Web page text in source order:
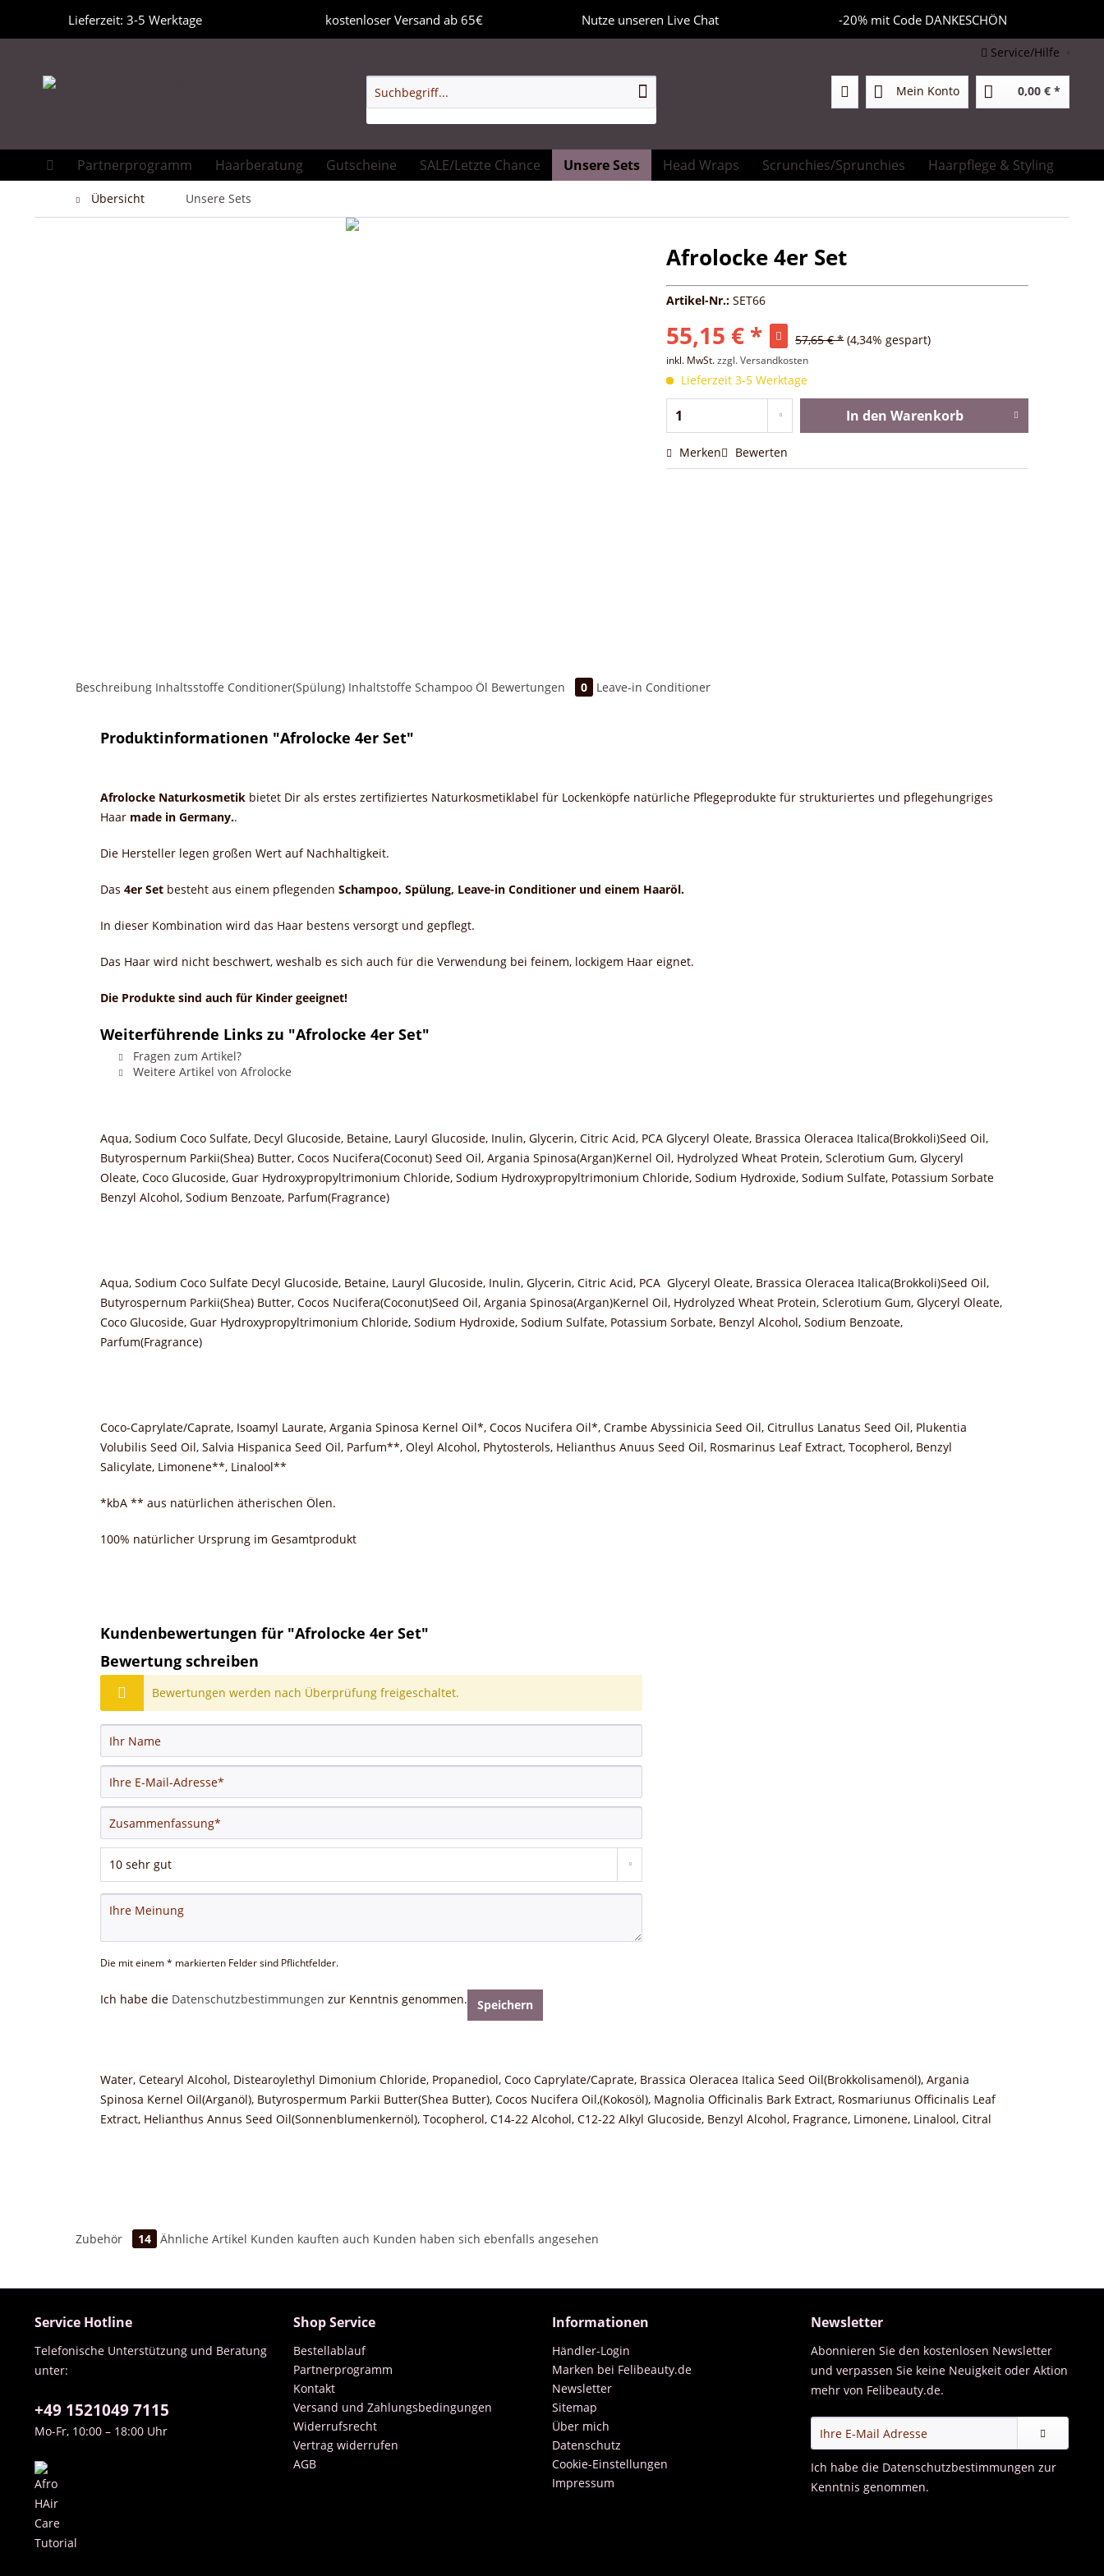
Lieferzeit: 3-5 Werktage kostenloser Versand ab 65€ Nutze unseren Live Chat -20% mit Code DANKESCHÖN
Service/Hilfe
Mein Konto 0,00 € *
Partnerprogramm Haarberatung Gutscheine SALE/Letzte Chance Unsere Sets Head Wraps Scrunchies/Sprunchies Haarpflege & Styling
Übersicht Unsere Sets
Afrolocke 4er Set
Artikel-Nr.:SET66
55,15 € * 57,65 € * (4,34% gespart)
inkl. MwSt.zzgl. Versandkosten
Lieferzeit 3-5 Werktage
In den Warenkorb
Merken Bewerten
Beschreibung Inhaltsstoffe Conditioner(Spülung) Inhaltstoffe Schampoo Öl Bewertungen 0 Leave-in Conditioner
Produktinformationen "Afrolocke 4er Set"
Afrolocke Naturkosmetik bietet Dir als erstes zertifiziertes Naturkosmetiklabel für Lockenköpfe natürliche Pflegeprodukte für strukturiertes und pflegehungriges
Haar made in Germany..
Die Hersteller legen großen Wert auf Nachhaltigkeit.
Das 4er Set besteht aus einem pflegenden Schampoo, Spülung, Leave-in Conditioner und einem Haaröl.
In dieser Kombination wird das Haar bestens versorgt und gepflegt.
Das Haar wird nicht beschwert, weshalb es sich auch für die Verwendung bei feinem, lockigem Haar eignet.
Die Produkte sind auch für Kinder geeignet!
Weiterführende Links zu "Afrolocke 4er Set"
Fragen zum Artikel?
Weitere Artikel von Afrolocke
Aqua, Sodium Coco Sulfate, Decyl Glucoside, Betaine, Lauryl Glucoside, Inulin, Glycerin, Citric Acid, PCA Glyceryl Oleate, Brassica Oleracea Italica(Brokkoli)Seed Oil,
Butyrospernum Parkii(Shea) Butter, Cocos Nucifera(Coconut) Seed Oil, Argania Spinosa(Argan)Kernel Oil, Hydrolyzed Wheat Protein, Sclerotium Gum, Glyceryl
Oleate, Coco Glucoside, Guar Hydroxypropyltrimonium Chloride, Sodium Hydroxypropyltrimonium Chloride, Sodium Hydroxide, Sodium Sulfate, Potassium Sorbate
Benzyl Alcohol, Sodium Benzoate, Parfum(Fragrance)
Aqua, Sodium Coco Sulfate Decyl Glucoside, Betaine, Lauryl Glucoside, Inulin, Glycerin, Citric Acid, PCA Glyceryl Oleate, Brassica Oleracea Italica(Brokkoli)Seed Oil,
Butyrospernum Parkii(Shea) Butter, Cocos Nucifera(Coconut)Seed Oil, Argania Spinosa(Argan)Kernel Oil, Hydrolyzed Wheat Protein, Sclerotium Gum, Glyceryl Oleate,
Coco Glucoside, Guar Hydroxypropyltrimonium Chloride, Sodium Hydroxide, Sodium Sulfate, Potassium Sorbate, Benzyl Alcohol, Sodium Benzoate,
Parfum(Fragrance)
Coco-Caprylate/Caprate, Isoamyl Laurate, Argania Spinosa Kernel Oil*, Cocos Nucifera Oil*, Crambe Abyssinicia Seed Oil, Citrullus Lanatus Seed Oil, Plukentia
Volubilis Seed Oil, Salvia Hispanica Seed Oil, Parfum**, Oleyl Alcohol, Phytosterols, Helianthus Anuus Seed Oil, Rosmarinus Leaf Extract, Tocopherol, Benzyl
Salicylate, Limonene**, Linalool**
*kbA ** aus natürlichen ätherischen Ölen.
100% natürlicher Ursprung im Gesamtprodukt
Kundenbewertungen für "Afrolocke 4er Set"
Bewertung schreiben
Bewertungen werden nach Überprüfung freigeschaltet.
Die mit einem * markierten Felder sind Pflichtfelder.
Ich habe die Datenschutzbestimmungen zur Kenntnis genommen. Speichern
Water, Cetearyl Alcohol, Distearoylethyl Dimonium Chloride, Propanediol, Coco Caprylate/Caprate, Brassica Oleracea Italica Seed Oil(Brokkolisamenöl), Argania
Spinosa Kernel Oil(Arganöl), Butyrospermum Parkii Butter(Shea Butter), Cocos Nucifera Oil,(Kokosöl), Magnolia Officinalis Bark Extract, Rosmariunus Officinalis Leaf
Extract, Helianthus Annus Seed Oil(Sonnenblumenkernöl), Tocopherol, C14-22 Alcohol, C12-22 Alkyl Glucoside, Benzyl Alcohol, Fragrance, Limonene, Linalool, Citral
Zubehör 14 Ähnliche Artikel Kunden kauften auch Kunden haben sich ebenfalls angesehen
Service Hotline
Telefonische Unterstützung und Beratung
unter:
+49 1521049 7115
Mo-Fr, 10:00 – 18:00 Uhr
Shop Service
Bestellablauf
Partnerprogramm
Kontakt
Versand und Zahlungsbedingungen
Widerrufsrecht
Vertrag widerrufen
AGB
Informationen
Händler-Login
Marken bei Felibeauty.de
Newsletter
Sitemap
Über mich
Datenschutz
Cookie-Einstellungen
Impressum
Newsletter
Abonnieren Sie den kostenlosen Newsletter
und verpassen Sie keine Neuigkeit oder Aktion
mehr von Felibeauty.de.
Ich habe die Datenschutzbestimmungen zur
Kenntnis genommen.